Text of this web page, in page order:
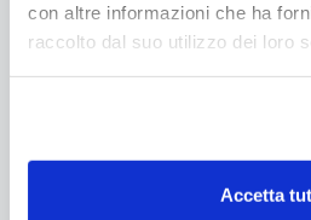
con altre informazioni che ha
raccolto dal suo utilizzo dei loro
Accetta
Conforme EN 15373:2007
L'indicazione "CATAS
previsti dalle normative vigenti
e di resistenza delle sedute per
non domestico (c.d.
per la certificazione, ricerca e